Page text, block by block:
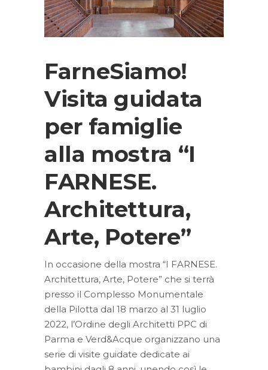
FarneSiamo!
Visita guidata
per famiglie
alla mostra “I
FARNESE.
Architettura,
Arte, Potere”
In occasione della mostra “I FARNESE.
Architettura, Arte, Potere” che si terrà
presso il Complesso Monumentale
della Pilotta dal 18 marzo al 31 luglio
2022, l’Ordine degli Architetti PPC di
Parma e Verd&Acque organizzano una
serie di visite guidate dedicate ai